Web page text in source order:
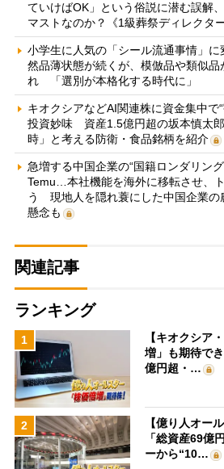
ていけばOK」という俗説に潜む誤解
マストなのか？《1級葬祭ディレクタ
小学生に人気の「シール流通事情」
然品薄状態が続くが、模倣品や類似
れ 「選別が本格化する時代に」
キオクシアなどAI関連株に資金集中で
投資妙味 資産1.5億円超の坂本慎太
時」と考える防衛・食品銘柄を紹介
急増する中国企業の“国籍ロンダリン
Temu…本社機能を海外に移転させ、
う 現地人を隠れ蓑にした中国企業の
懸念も
関連記事
ランキング
1
【キオクシア
増」も期待で
億円超・…
2
【億り人オー
「総資産69億
ーから“10…